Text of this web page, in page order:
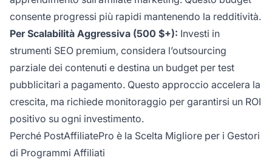
consente progressi più rapidi mantenendo la redditività.
Per Scalabilità Aggressiva (500 $+): Investi in
strumenti SEO premium, considera l’outsourcing
parziale dei contenuti e destina un budget per test
pubblicitari a pagamento. Questo approccio accelera la
crescita, ma richiede monitoraggio per garantirsi un ROI
positivo su ogni investimento.
Perché PostAffiliatePro è la Scelta Migliore per i Gestori
di Programmi Affiliati